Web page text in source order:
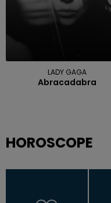
LADY GAGA
Abracadabra
HOROSCOPE